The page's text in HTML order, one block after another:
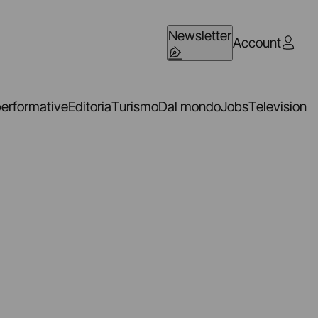
NewsletterAccount
EditoriaTurismoDal mondoJobsTelevision